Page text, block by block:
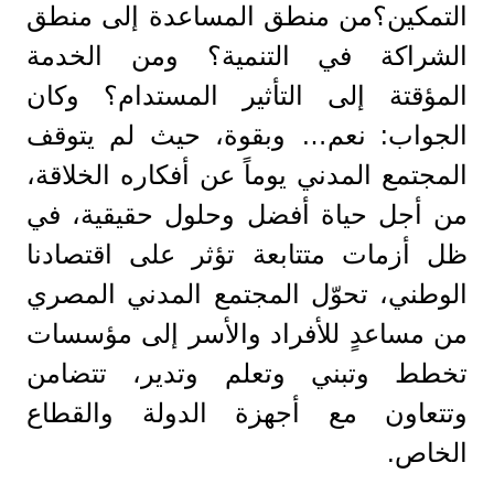
التمكين؟من منطق المساعدة إلى منطق
الشراكة في التنمية؟ ومن الخدمة
المؤقتة إلى التأثير المستدام؟ وكان
الجواب: نعم… وبقوة، حيث لم يتوقف
المجتمع المدني يوماً عن أفكاره الخلاقة،
من أجل حياة أفضل وحلول حقيقية، في
ظل أزمات متتابعة تؤثر على اقتصادنا
الوطني، تحوّل المجتمع المدني المصري
من مساعدٍ للأفراد والأسر إلى مؤسسات
تخطط وتبني وتعلم وتدير، تتضامن
وتتعاون مع أجهزة الدولة والقطاع
الخاص.